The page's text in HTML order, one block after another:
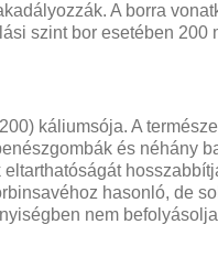
A borra
szint bor esetében 200
káliumsója. A
és néhány
hasonló, de
nem